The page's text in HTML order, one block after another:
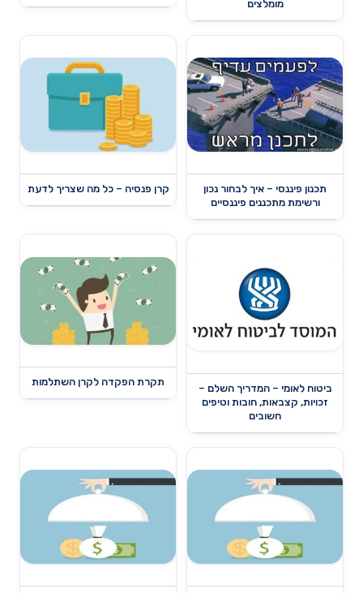
מומלצים
תכנון פיננסי – איך לבחור נכון
ורשימת מתכננים פיננסיים
קרן פנסיה – כל מה שצריך לדעת
ביטוח לאומי – המדריך השלם –
זכויות, קצבאות, חובות וטיפים
חשובים
תקרת הפקדה לקרן השתלמות